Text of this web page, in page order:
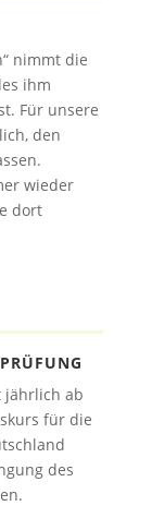
nimmt die
ihm
Für unsere
den
wieder
dort
jährlich ab
für die
des